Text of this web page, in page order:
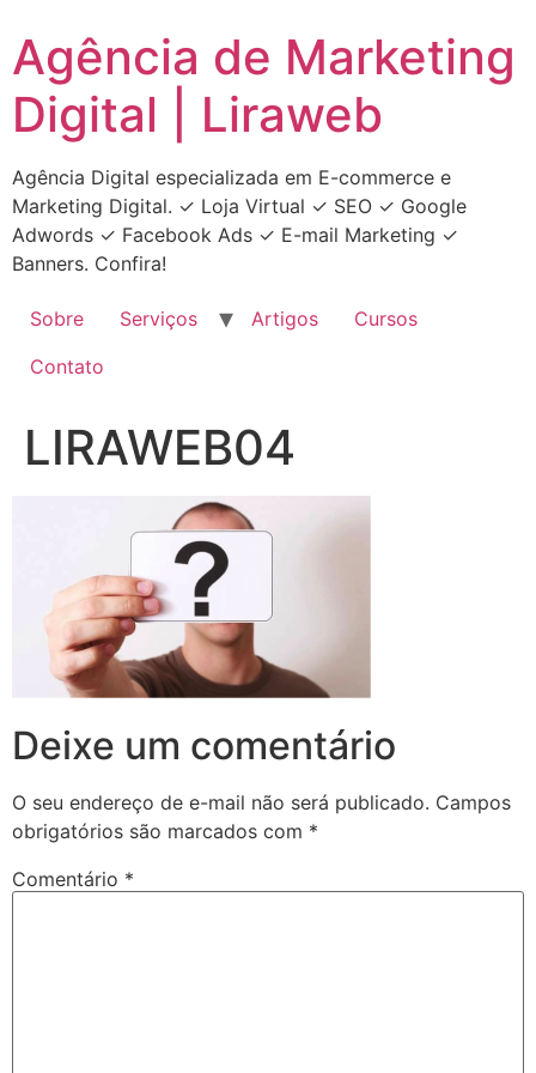
para
conteúdo
Agência de Marketing
Digital | Liraweb
Agência Digital especializada em E-commerce e
Marketing Digital. ✓ Loja Virtual ✓ SEO ✓ Google
Adwords ✓ Facebook Ads ✓ E-mail Marketing ✓
Banners. Confira!
Sobre Serviços Artigos
Cursos
Contato
LIRAWEB04
Deixe um comentário
O seu endereço de e-mail não será publicado. Campos
obrigatórios são marcados com *
Comentário *